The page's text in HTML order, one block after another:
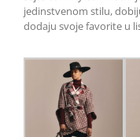
jedinstvenom stilu,
dodaju svoje favorite u